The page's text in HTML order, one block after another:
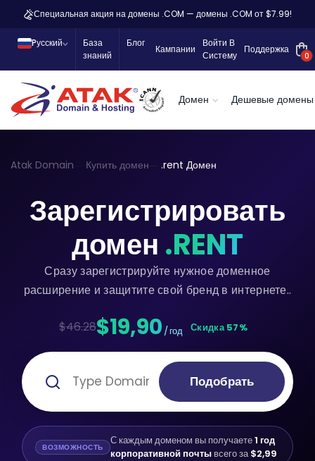
Специальная акция на домены .COM — домены .COM от $7.99!
Pусский
База
знаний
Блог
Кампании
Войти В
Систему
Поддержка
0
Домен Дешевые домены
Atak Domain Купить домен .rent Домен
Зарегистрировать
домен .RENT
Сразу зарегистрируйте нужное доменное
расширение и защитите свой бренд в интернете..
$46.28$19,90 / год Скидка 57%
Подобрать
ВОЗМОЖНОСТЬ С каждым доменом вы получаете1 год
корпоративной почтывсего за$2,99